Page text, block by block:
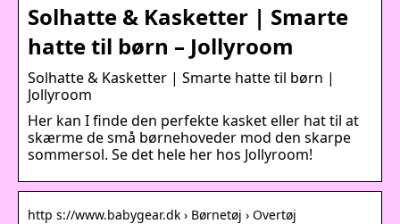
Solhatte & Kasketter | Smarte
hatte til børn – Jollyroom
Solhatte & Kasketter | Smarte hatte til børn |
Jollyroom
Her kan I finde den perfekte kasket eller hat til at
skærme de små børnehoveder mod den skarpe
sommersol. Se det hele her hos Jollyroom!
http s://www.babygear.dk › Børnetøj › Overtøj